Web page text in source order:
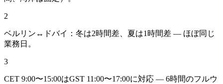
2
ベルリン↔ドバイ：冬は2時間差、夏は1時間差 — ほぼ同じ
業務日。
3
CET 9:00〜15:00はGST 11:00〜17:00に対応 — 6時間のフルウ